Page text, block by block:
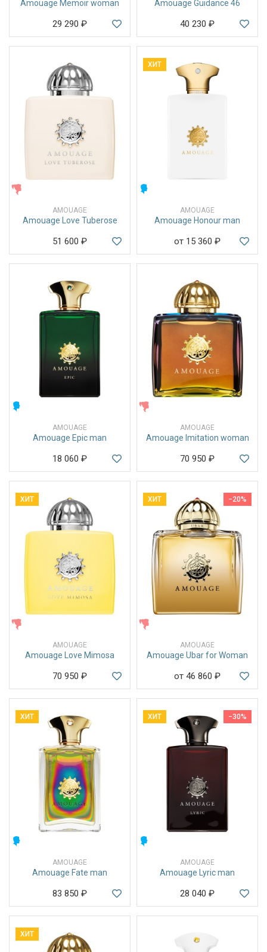
Amouage Memoir woman
29 290 ₽
Amouage Guidance 46
40 230 ₽
AMOUAGE
Amouage Love Tuberose
51 600 ₽
ХИТ
AMOUAGE
Amouage Honour man
от 15 360 ₽
AMOUAGE
Amouage Epic man
18 060 ₽
AMOUAGE
Amouage Imitation woman
70 950 ₽
ХИТ
AMOUAGE
Amouage Love Mimosa
70 950 ₽
−20%
ХИТ
AMOUAGE
Amouage Ubar for Woman
от 46 860 ₽
ХИТ
AMOUAGE
Amouage Fate man
83 850 ₽
−30%
ХИТ
AMOUAGE
Amouage Lyric man
28 040 ₽
ХИТ